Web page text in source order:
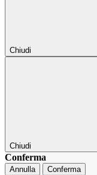
Chiudi
Chiudi
Conferma
Annulla Conferma